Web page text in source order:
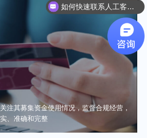
注其募集资金使用情况，监督合规经营，
、准确和完整
如何快速联系人工客服？